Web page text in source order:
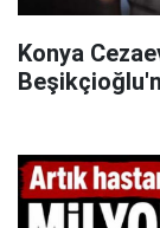
Konya